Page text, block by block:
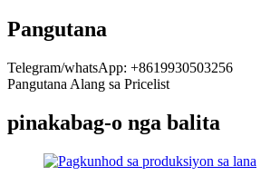
Pangutana
Telegram/whatsApp: +8619930503256
Pangutana Alang sa Pricelist
pinakabag-o nga balita